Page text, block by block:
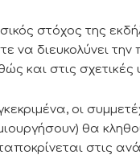
στόχος της
να διευκολύνει
και στις σχετικές
οι
θα
στις